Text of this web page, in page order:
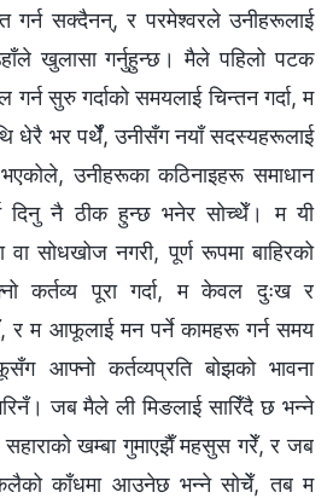
गर्न सक्दैनन्, र परमेश्‍वरले उनीहरूलाई
खुलासा गर्नुहुन्छ। मैले पहिलो पटक
सुरु गर्दाको समयलाई चिन्तन गर्दा, म
धेरै भर पर्थेँ, उनीसँग नयाँ सदस्यहरूलाई
उनीहरूका कठिनाइहरू समाधान
दिनु नै ठीक हुन्छ भनेर सोच्थेँ। म यी
सोधखोज नगरी, पूर्ण रूपमा बाहिरको
कर्तव्य पूरा गर्दा, म केवल दुःख र
र म आफूलाई मन पर्ने कामहरू गर्न समय
आफ्नो कर्तव्यप्रति बोझको भावना
जब मैले ली मिङलाई सारिँदै छ भन्ने
खम्बा गुमाएझैँ महसुस गरेँ, र जब
काँधमा आउनेछ भन्ने सोचेँ, तब म